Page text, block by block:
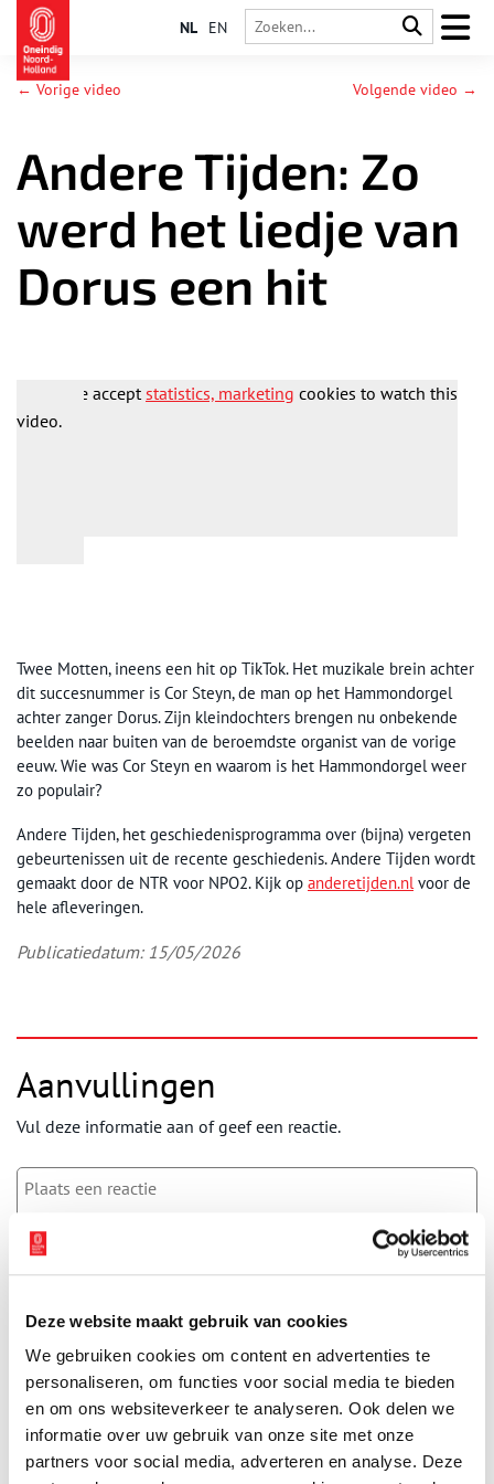
Deze website maakt gebruik van cookies
We gebruiken cookies om content en advertenties te
personaliseren, om functies voor social media te bieden
en om ons websiteverkeer te analyseren. Ook delen we
informatie over uw gebruik van onze site met onze
partners voor social media, adverteren en analyse. Deze
NL EN
← Vorige video Volgende video →
Andere Tijden: Zo
werd het liedje van
Dorus een hit
Please acceptstatistics, marketing cookies to watch this
video.
Twee Motten, ineens een hit op TikTok. Het muzikale brein achter
dit succesnummer is Cor Steyn, de man op het Hammondorgel
achter zanger Dorus. Zijn kleindochters brengen nu onbekende
beelden naar buiten van de beroemdste organist van de vorige
eeuw. Wie was Cor Steyn en waarom is het Hammondorgel weer
zo populair?
Andere Tijden, het geschiedenisprogramma over (bijna) vergeten
gebeurtenissen uit de recente geschiedenis. Andere Tijden wordt
gemaakt door de NTR voor NPO2. Kijk op anderetijden.nlvoor de
hele afleveringen.
Publicatiedatum: 15/05/2026
Aanvullingen
Vul deze informatie aan of geef een reactie.
Vereiste velden zijn gemarkeerd met *. Het e-mailadres wordt niet
gepubliceerd.
Naam*
E-mail*